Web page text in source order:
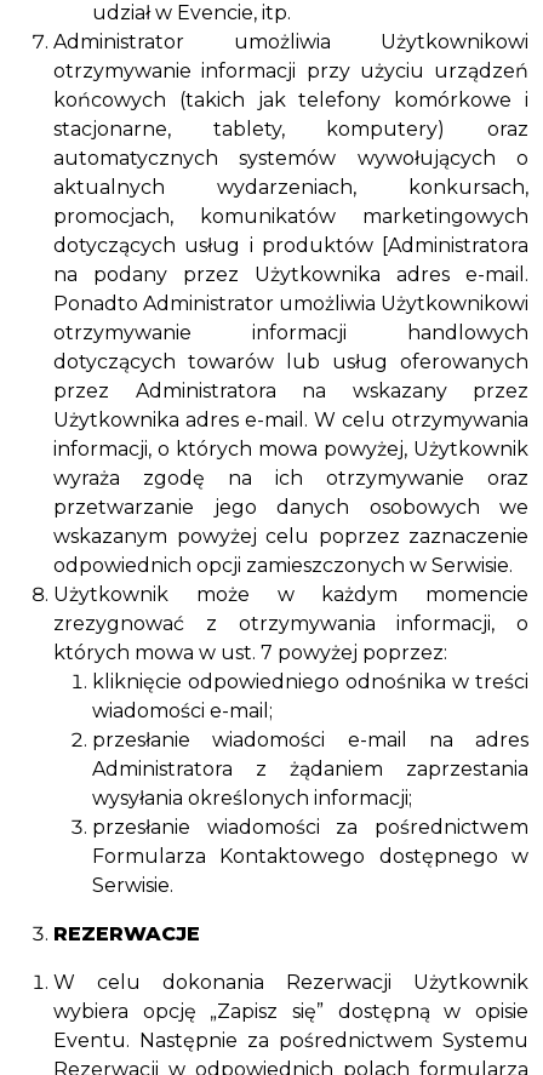
udział w Evencie, itp.
Administrator umożliwia Użytkownikowi
otrzymywanie informacji przy użyciu urządzeń
końcowych (takich jak telefony komórkowe i
stacjonarne, tablety, komputery) oraz
automatycznych systemów wywołujących o
aktualnych wydarzeniach, konkursach,
promocjach, komunikatów marketingowych
dotyczących usług i produktów [Administratora
na podany przez Użytkownika adres e-mail.
Ponadto Administrator umożliwia Użytkownikowi
otrzymywanie informacji handlowych
dotyczących towarów lub usług oferowanych
przez Administratora na wskazany przez
Użytkownika adres e-mail. W celu otrzymywania
informacji, o których mowa powyżej, Użytkownik
wyraża zgodę na ich otrzymywanie oraz
przetwarzanie jego danych osobowych we
wskazanym powyżej celu poprzez zaznaczenie
odpowiednich opcji zamieszczonych w Serwisie.
Użytkownik może w każdym momencie
zrezygnować z otrzymywania informacji, o
których mowa w ust. 7 powyżej poprzez:
kliknięcie odpowiedniego odnośnika w treści
wiadomości e-mail;
przesłanie wiadomości e-mail na adres
Administratora z żądaniem zaprzestania
wysyłania określonych informacji;
przesłanie wiadomości za pośrednictwem
Formularza Kontaktowego dostępnego w
Serwisie.
REZERWACJE
W celu dokonania Rezerwacji Użytkownik
wybiera opcję „Zapisz się” dostępną w opisie
Eventu. Następnie za pośrednictwem Systemu
Rezerwacji w odpowiednich polach formularza